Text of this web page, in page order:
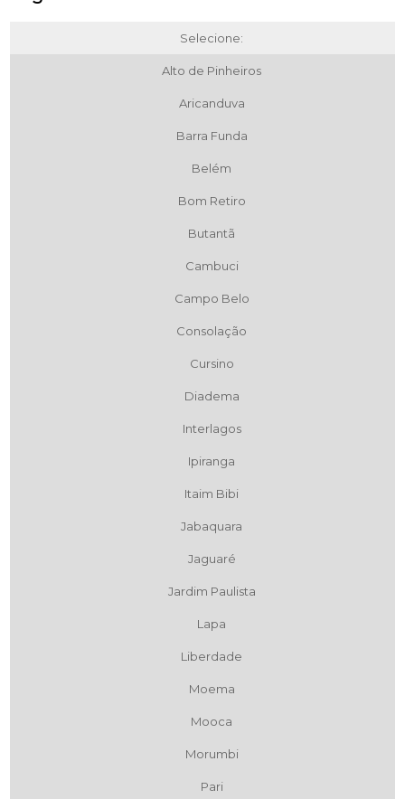
Selecione:
Alto de Pinheiros
Aricanduva
Barra Funda
Belém
Bom Retiro
Butantã
Cambuci
Campo Belo
Consolação
Cursino
Diadema
Interlagos
Ipiranga
Itaim Bibi
Jabaquara
Jaguaré
Jardim Paulista
Lapa
Liberdade
Moema
Mooca
Morumbi
Pari